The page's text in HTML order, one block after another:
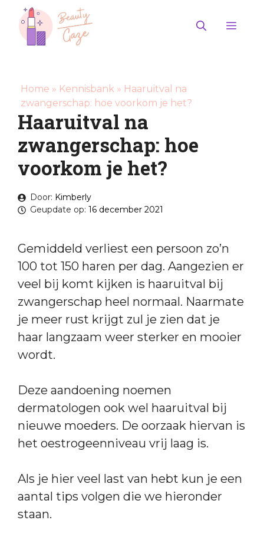
naar
Home » Kennisbank » Haaruitval na
zwangerschap: hoe voorkom je het?
Haaruitval na
zwangerschap: hoe
voorkom je het?
Door: Kimberly
Geupdate op: 16 december 2021
Gemiddeld verliest een persoon zo’n
100 tot 150 haren per dag. Aangezien er
veel bij komt kijken is haaruitval bij
zwangerschap heel normaal. Naarmate
je meer rust krijgt zul je zien dat je
haar langzaam weer sterker en mooier
wordt.
Deze aandoening noemen
dermatologen ook wel haaruitval bij
nieuwe moeders. De oorzaak hiervan is
het oestrogeenniveau vrij laag is.
Als je hier veel last van hebt kun je een
aantal tips volgen die we hieronder
staan.